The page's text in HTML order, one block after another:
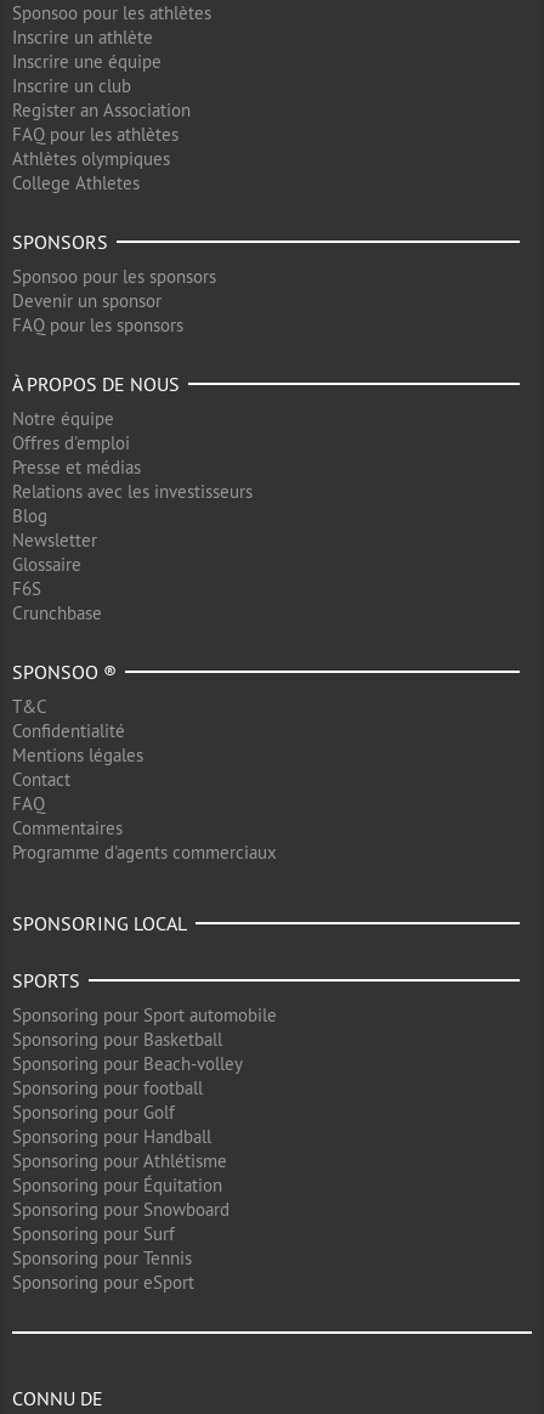
Sponsoo pour les athlètes
Inscrire un athlète
Inscrire une équipe
Inscrire un club
Register an Association
FAQ pour les athlètes
Athlètes olympiques
College Athletes
SPONSORS
Sponsoo pour les sponsors
Devenir un sponsor
FAQ pour les sponsors
À PROPOS DE NOUS
Notre équipe
Offres d'emploi
Presse et médias
Relations avec les investisseurs
Blog
Newsletter
Glossaire
F6S
Crunchbase
SPONSOO ®
T&C
Confidentialité
Mentions légales
Contact
FAQ
Commentaires
Programme d'agents commerciaux
SPONSORING LOCAL
SPORTS
Sponsoring pour Sport automobile
Sponsoring pour Basketball
Sponsoring pour Beach-volley
Sponsoring pour football
Sponsoring pour Golf
Sponsoring pour Handball
Sponsoring pour Athlétisme
Sponsoring pour Équitation
Sponsoring pour Snowboard
Sponsoring pour Surf
Sponsoring pour Tennis
Sponsoring pour eSport
CONNU DE